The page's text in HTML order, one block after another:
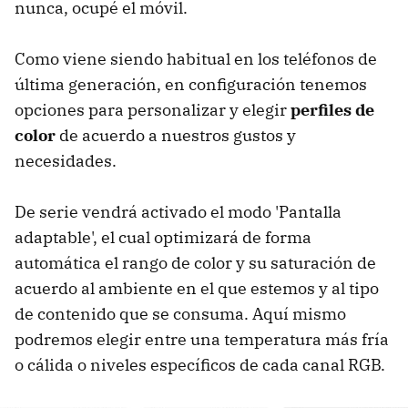
nunca, ocupé el móvil.
Como viene siendo habitual en los teléfonos de
última generación, en configuración tenemos
opciones para personalizar y elegirperfiles de
color de acuerdo a nuestros gustos y
necesidades.
De serie vendrá activado el modo 'Pantalla
adaptable', el cual optimizará de forma
automática el rango de color y su saturación de
acuerdo al ambiente en el que estemos y al tipo
de contenido que se consuma. Aquí mismo
podremos elegir entre una temperatura más fría
o cálida o niveles específicos de cada canal RGB.